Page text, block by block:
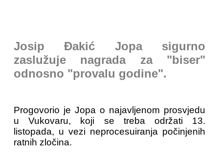
Josip Đakić Jopa sigurno
zaslužuje nagrada za "biser"
odnosno "provalu godine".
Progovorio je Jopa o najavljenom prosvjedu
u Vukovaru, koji se treba održati 13.
listopada, u vezi neprocesuiranja počinjenih
ratnih zločina.